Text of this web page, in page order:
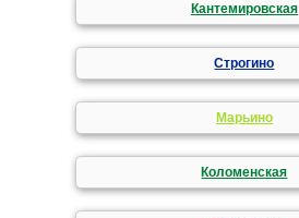
Кантемировская
Строгино
Марьино
Коломенская